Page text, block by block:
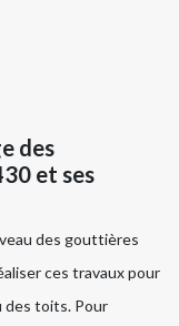
des
et ses
des gouttières
ces travaux pour
des toits. Pour